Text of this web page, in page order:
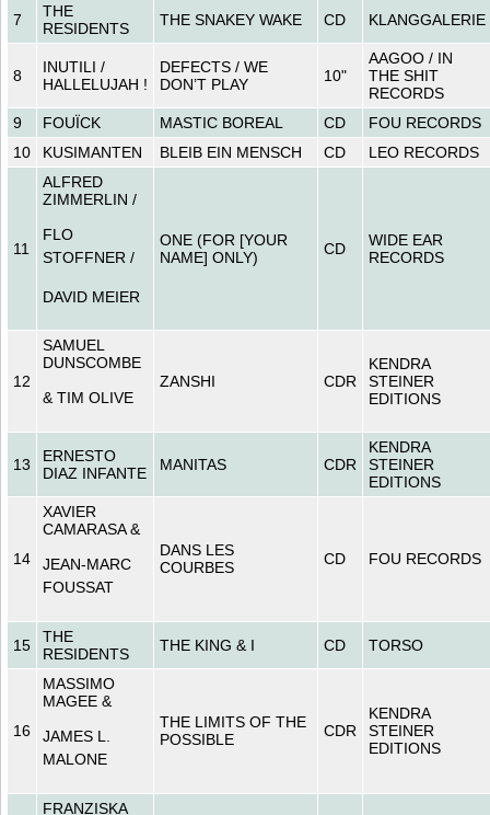
7
THE
RESIDENTS
THE SNAKEY WAKE CD KLANGGALERIE
8
INUTILI /
HALLELUJAH !
DEFECTS / WE
DON’T PLAY
10"
AAGOO / IN
THE SHIT
RECORDS
9
FOUÏCK MASTIC BOREAL CD
FOU RECORDS
10
KUSIMANTEN BLEIB EIN MENSCH CD LEO RECORDS
11
ALFRED
ZIMMERLIN /
FLO
STOFFNER /
DAVID MEIER
ONE (FOR [YOUR
NAME] ONLY)
CD
WIDE EAR
RECORDS
12
SAMUEL
DUNSCOMBE
& TIM OLIVE
ZANSHI CDR
KENDRA
STEINER
EDITIONS
13
ERNESTO
DIAZ INFANTE
MANITAS CDR
KENDRA
STEINER
EDITIONS
14
XAVIER
CAMARASA &
JEAN-MARC
FOUSSAT
DANS LES
COURBES
CD FOU RECORDS
15
THE
RESIDENTS
THE KING & I CD TORSO
16
MASSIMO
MAGEE &
JAMES L.
MALONE
THE LIMITS OF THE
POSSIBLE
CDR
KENDRA
STEINER
EDITIONS
FRANZISKA